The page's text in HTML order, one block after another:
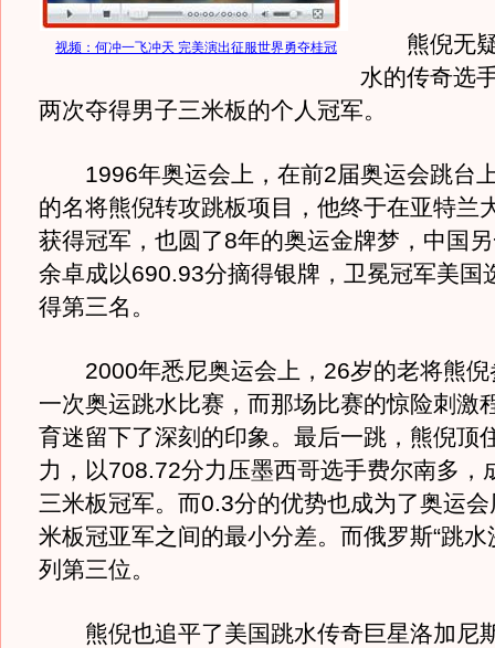
视频：何冲一飞冲天 完美演出征服世界勇夺桂冠
熊倪无疑
水的传奇选
两次夺得男子三米板的个人冠军。
1996年奥运会上，在前2届奥运会跳台
的名将熊倪转攻跳板项目，他终于在亚特兰
获得冠军，也圆了8年的奥运金牌梦，中国
余卓成以690.93分摘得银牌，卫冕冠军美国
得第三名。
2000年悉尼奥运会上，26岁的老将熊倪
一次奥运跳水比赛，而那场比赛的惊险刺激
育迷留下了深刻的印象。最后一跳，熊倪顶
力，以708.72分力压墨西哥选手费尔南多，
三米板冠军。而0.3分的优势也成为了奥运
米板冠亚军之间的最小分差。而俄罗斯“跳水
列第三位。
熊倪也追平了美国跳水传奇巨星洛加尼